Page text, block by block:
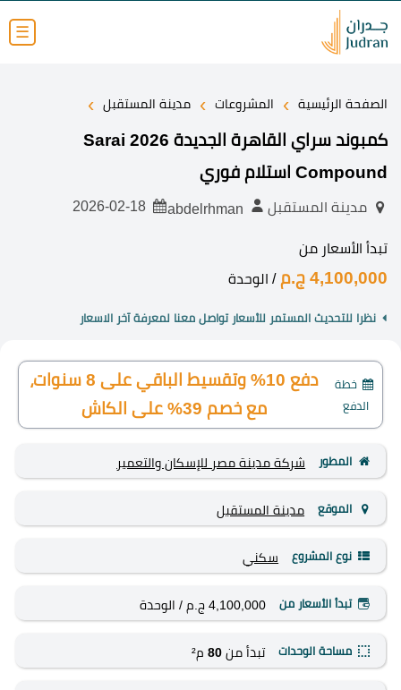
☰
الصفحة الرئيسية › المشروعات › مدينة المستقبل ›
كمبوند سراي القاهرة الجديدة 2026 Sarai
Compound استلام فوري
مدينة المستقبل
تبدأ الأسعار من
4,100,000 ج.م / الوحدة
نظرا للتحديث المستمر للأسعار تواصل معنا لمعرفة آخر الاسعار
خطة
الدفع
دفع 10% وتقسيط الباقي على 8 سنوات،
مع خصم 39% على الكاش
المطور شركة مدينة مصر للإسكان والتعمير
الموقع مدينة المستقبل
نوع المشروع سكني
تبدأ الأسعار من 4,100,000 ج.م / الوحدة
مساحة الوحدات تبدأ من 80م²